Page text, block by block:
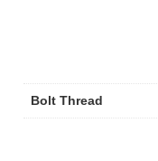
Bolt Thread